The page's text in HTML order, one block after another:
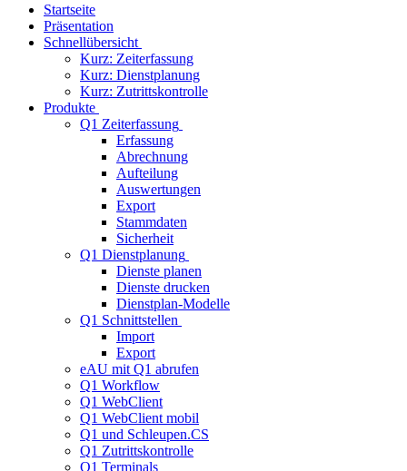
Startseite
Präsentation
Schnellübersicht
Kurz: Zeiterfassung
Kurz: Dienstplanung
Kurz: Zutrittskontrolle
Produkte
Q1 Zeiterfassung
Erfassung
Abrechnung
Aufteilung
Auswertungen
Export
Stammdaten
Sicherheit
Q1 Dienstplanung
Dienste planen
Dienste drucken
Dienstplan-Modelle
Q1 Schnittstellen
Import
Export
eAU mit Q1 abrufen
Q1 Workflow
Q1 WebClient
Q1 WebClient mobil
Q1 und Schleupen.CS
Q1 Zutrittskontrolle
Q1 Terminals